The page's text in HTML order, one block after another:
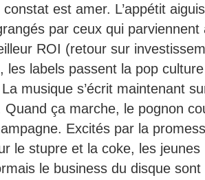
est amer. L’appétit
par ceux qui
ROI (retour sur
labels passent la pop
musique s’écrit maintenant
Quand ça marche, le pognon
Excités par la
le stupre et la coke, les jeunes
le business du disque